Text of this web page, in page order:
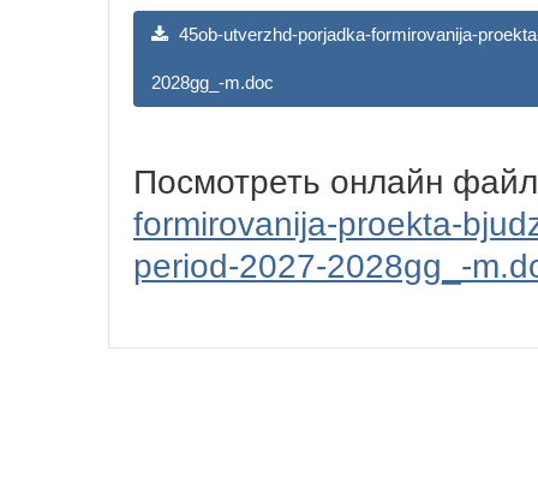
45ob-utverzhd-porjadka-formirovanija-
2028gg_-m.doc
Посмотреть онлайн
formirovanija-proekta-
period-2027-2028gg_-